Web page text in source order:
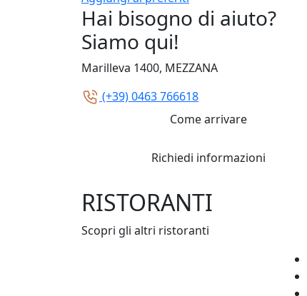
Hai bisogno di aiuto?
Siamo qui!
Marilleva 1400, MEZZANA
(+39) 0463 766618
Come arrivare
Richiedi informazioni
RISTORANTI
Scopri gli altri ristoranti